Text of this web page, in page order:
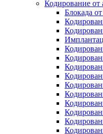
Кодирование от
Блокада